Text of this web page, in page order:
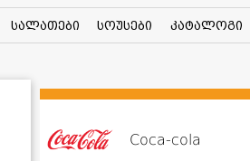
სალათები სოუსები კატალოგი
Coca-cola